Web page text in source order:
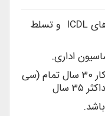
۳- تسلط کامل به مجموعه برنامه ­های ICDL و تسلط
۵- داشتن حداکثر سن بدون سابقه کار ۳۰ سال تمام (سی
سال